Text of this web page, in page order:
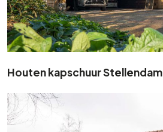
Houten kapschuur Stellendam